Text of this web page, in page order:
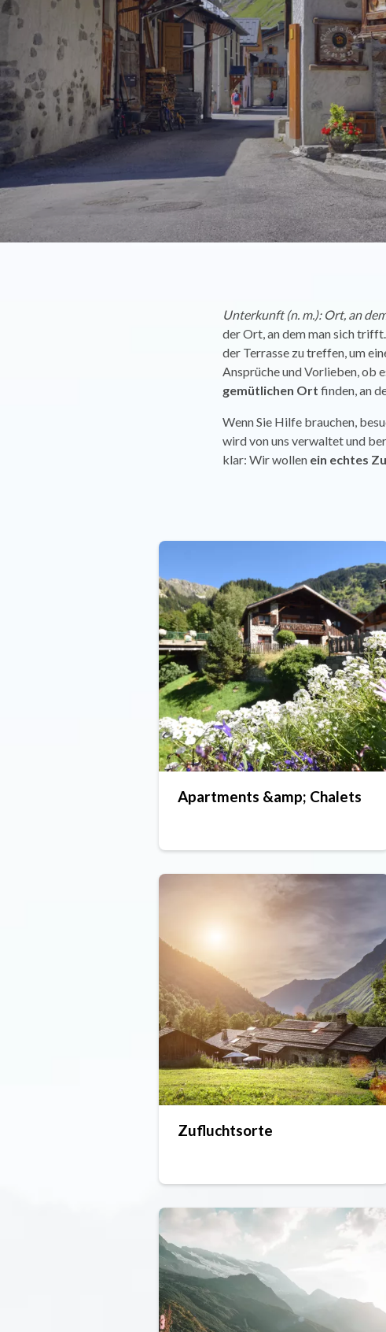
Unterkunft (n. m.): Ort, an
der Ort, an dem man sich
der Terrasse zu treffen, um
Ansprüche und Vorlieben, ob
gemütlichen Ort finden, an
Wenn Sie Hilfe brauchen,
wird von uns verwaltet und
klar: Wir wollen ein echtes
Apartments &amp; Chalets
Zufluchtsorte